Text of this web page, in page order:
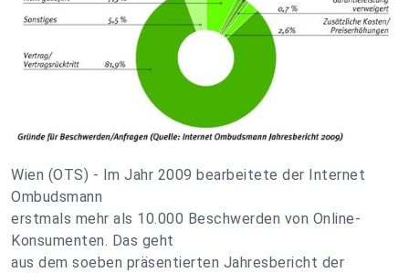
Wien (OTS) - Im Jahr 2009 bearbeitete der Internet
Ombudsmann
erstmals mehr als 10.000 Beschwerden von Online-
Konsumenten. Das geht
aus dem soeben präsentierten Jahresbericht der